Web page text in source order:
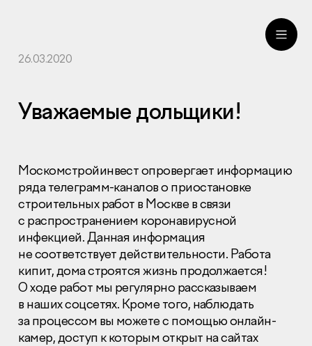
26.03.2020
Уважаемые дольщики!
Москомстройинвест опровергает информацию
ряда телеграмм-каналов о приостановке
строительных работ в Москве в связи
с распространением коронавирусной
инфекцией. Данная информация
не соответствует действительности. Работа
кипит, дома строятся жизнь продолжается!
О ходе работ мы регулярно рассказываем
в наших соцсетях. Кроме того, наблюдать
за процессом вы можете с помощью онлайн-
камер, доступ к которым открыт на сайтах